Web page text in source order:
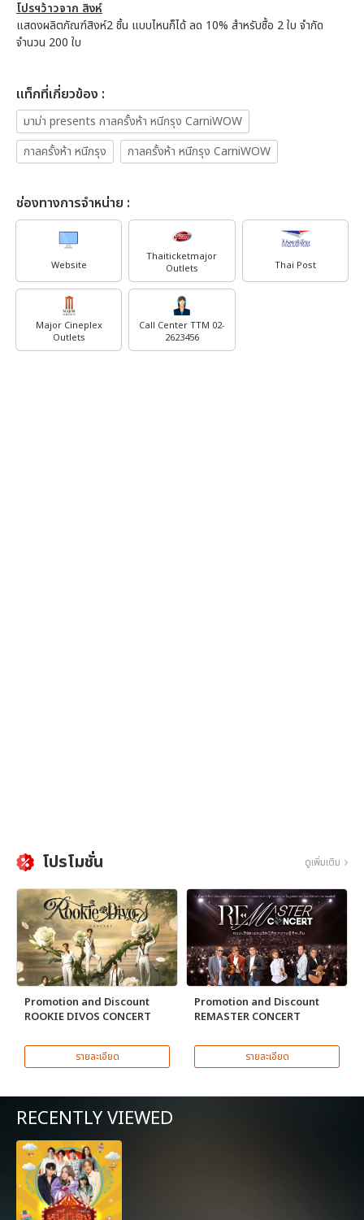
โปรฯว้าวจาก สิงห์
แสดงผลิตภัณฑ์สิงห์2 ชิ้น แบบไหนก็ได้ ลด 10% สำหรับซื้อ 2 ใบ จำกัด
จำนวน 200 ใบ
เเท็กที่เกี่ยวข้อง :
มาม่า presents กาลครั้งห้า หนีกรุง CarniWOW
กาลครั้งห้า หนีกรุง
กาลครั้งห้า หนีกรุง CarniWOW
ช่องทางการจำหน่าย :
Website
Thaiticketmajor
Outlets
Thai Post
Major Cineplex
Outlets
Call Center TTM 02-
2623456
โปรโมชั่น ดูเพิ่มเติม
Promotion and Discount
ROOKIE DIVOS CONCERT
รายละเอียด
Promotion and Discount
REMASTER CONCERT
รายละเอียด
RECENTLY VIEWED